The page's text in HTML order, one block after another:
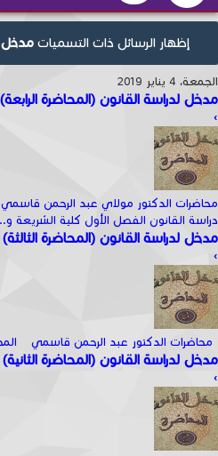
‏إظهار الرسائل ذات التسميات مدخل
الجمعة، 4 يناير 2019
مدخل لدراسة القانون (المحاضرة الرابعة)
›
محاضرات الدكتور مولاي عبد الرحمن
دراسة القانون الفصل الأول كلية الشريعة
مدخل لدراسة القانون (المحاضرة الثالثة)
›
محاضرات الدكتور عبد الرحمن قاسمي
مدخل لدراسة القانون (المحاضرة الثانية)
›